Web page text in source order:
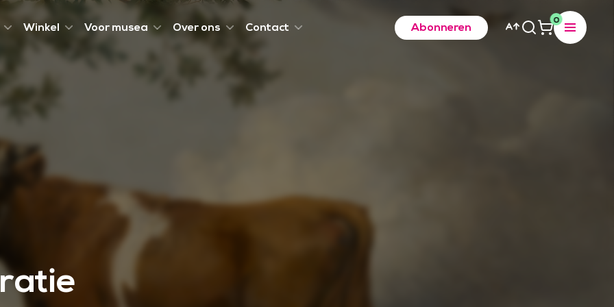
Winkel Voor musea Over ons Contact Abonneren
0